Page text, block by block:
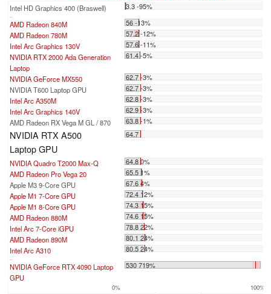
Intel HD Graphics 400 (Braswell) 3.3 -95%
AMD Radeon 840M
56 -13%
AMD Radeon 780M
57.2 -12%
Intel Arc Graphics 130V
57.6 -11%
NVIDIA RTX 2000 Ada Generation
Laptop
61.4 -5%
NVIDIA GeForce MX550
62.7 -3%
NVIDIA T600 Laptop GPU
62.7 -3%
Intel Arc A350M
62.8 -3%
Intel Arc Graphics 140V
62.9 -3%
AMD Radeon RX Vega M GL / 870
63.8 -1%
NVIDIA RTX A500
Laptop GPU
64.7
NVIDIA Quadro T2000 Max-Q
64.8 0%
AMD Radeon Pro Vega 20
65.5 1%
Apple M3 9-Core GPU
67.6 4%
Apple M1 7-Core GPU
72.4 12%
Apple M1 8-Core GPU
74.3 15%
AMD Radeon 880M
74.6 15%
Intel Arc 7-Core iGPU
78.8 22%
AMD Radeon 890M
80.1 24%
Intel Arc A310
80.5 24%
NVIDIA GeForce RTX 4090 Laptop
GPU
530 719%
0% 100%